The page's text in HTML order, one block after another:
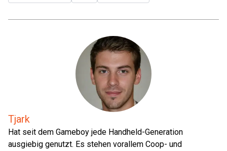
Tjark
Hat seit dem Gameboy jede Handheld-Generation
ausgiebig genutzt. Es stehen vorallem Coop- und